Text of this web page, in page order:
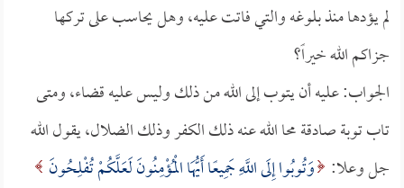
لم يؤدها منذ بلوغه والتي فاتت عليه، وهل يحاسب على تركها
جزاكم الله خيراً؟
الجواب: عليه أن يتوب إلى الله من ذلك وليس عليه قضاء، ومتى
تاب توبة صادقة محا الله عنه ذلك الكفر وذلك الضلال، يقول الله
جل وعلا: وَتُوبُوا إِلَى اللَّهِ جَمِيعًا أَيُّهَا الْمُؤْمِنُونَ لَعَلَّكُمْ تُفْلِحُونَ